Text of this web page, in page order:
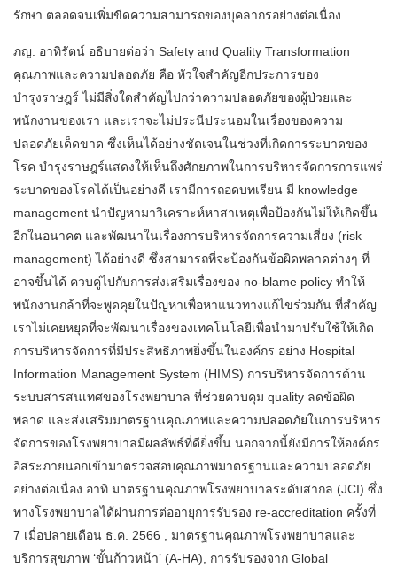
รักษา ตลอดจนเพิ่มขีดความสามารถของบุคลากรอย่างต่อเนื่อง
ภญ. อาทิรัตน์ อธิบายต่อว่า Safety and Quality Transformation
คุณภาพและความปลอดภัย คือ หัวใจสำคัญอีกประการของ
บำรุงราษฎร์ ไม่มีสิ่งใดสำคัญไปกว่าความปลอดภัยของผู้ป่วยและ
พนักงานของเรา และเราจะไม่ประนีประนอมในเรื่องของความ
ปลอดภัยเด็ดขาด ซึ่งเห็นได้อย่างชัดเจนในช่วงที่เกิดการระบาดของ
โรค บำรุงราษฎร์แสดงให้เห็นถึงศักยภาพในการบริหารจัดการการแพร่
ระบาดของโรคได้เป็นอย่างดี เรามีการถอดบทเรียน มี knowledge
management นำปัญหามาวิเคราะห์หาสาเหตุเพื่อป้องกันไม่ให้เกิดขึ้น
อีกในอนาคต และพัฒนาในเรื่องการบริหารจัดการความเสี่ยง (risk
management) ได้อย่างดี ซึ่งสามารถที่จะป้องกันข้อผิดพลาดต่างๆ ที่
อาจขึ้นได้ ควบคู่ไปกับการส่งเสริมเรื่องของ no-blame policy ทำให้
พนักงานกล้าที่จะพูดคุยในปัญหาเพื่อหาแนวทางแก้ไขร่วมกัน ที่สำคัญ
เราไม่เคยหยุดที่จะพัฒนาเรื่องของเทคโนโลยีเพื่อนำมาปรับใช้ให้เกิด
การบริหารจัดการที่มีประสิทธิภาพยิ่งขึ้นในองค์กร อย่าง Hospital
Information Management System (HIMS) การบริหารจัดการด้าน
ระบบสารสนเทศของโรงพยาบาล ที่ช่วยควบคุม quality ลดข้อผิด
พลาด และส่งเสริมมาตรฐานคุณภาพและความปลอดภัยในการบริหาร
จัดการของโรงพยาบาลมีผลลัพธ์ที่ดียิ่งขึ้น นอกจากนี้ยังมีการให้องค์กร
อิสระภายนอกเข้ามาตรวจสอบคุณภาพมาตรฐานและความปลอดภัย
อย่างต่อเนื่อง อาทิ มาตรฐานคุณภาพโรงพยาบาลระดับสากล (JCI) ซึ่ง
ทางโรงพยาบาลได้ผ่านการต่ออายุการรับรอง re-accreditation ครั้งที่
7 เมื่อปลายเดือน ธ.ค. 2566 , มาตรฐานคุณภาพโรงพยาบาลและ
บริการสุขภาพ ‘ขั้นก้าวหน้า’ (A-HA), การรับรองจาก Global